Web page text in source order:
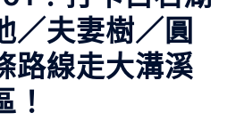
／夫妻樹／圓
路線走大溝溪
！